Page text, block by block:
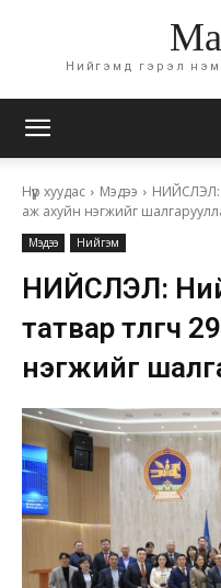
Нийгэмд гэрэл
Нүүр хуудас Мэдээ
НИЙСЛЭЛ:
аж ахуйн нэгжийг
Мэдээ Нийгэм
НИЙСЛЭЛ:
татвар төлөгч
нэгжийг